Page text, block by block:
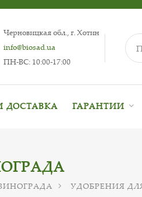
Черновицкая обл., г. Хотин
info@biosad.ua
ПН-ВС: 10:00-17:00
ДОСТАВКА ГАРАНТИИ
УДОБРЕНИЯ